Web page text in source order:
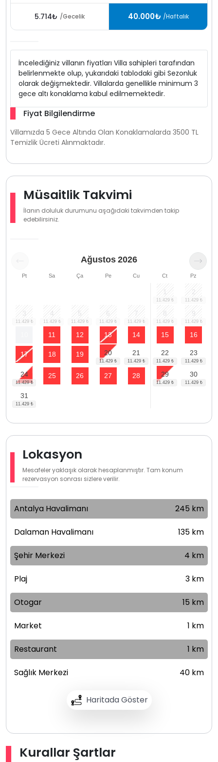
5.714₺ /Gecelik 40.000₺ /Haftalık
İncelediğiniz villanın fiyatları Villa sahipleri tarafından
belirlenmekte olup, yukarıdaki tablodaki gibi Sezonluk
olarak değişmektedir. Villalarda genellikle minimum 3
gece altı konaklama kabul edilmemektedir.
Fiyat Bilgilendirme
Villamızda 5 Gece Altında Olan Konaklamalarda 3500 TL
Temizlik Ücreti Alınmaktadır.
Müsaitlik Takvimi
İlanın doluluk durumunu aşağıdaki takvimden takip
edebilirsiniz.
Ağustos 2026
Pt Sa Ça Pe Cu Ct Pz
1 2
3 4 5 6 7 8 9
11 12 13 14 15 16
17 18 19 20 21 22 23
24 25 26 27 28 29 30
31
Lokasyon
Mesafeler yaklaşık olarak hesaplanmıştır. Tam konum
rezervasyon sonrası sizlere verilir.
Haritada Göster
Antalya Havalimanı 245 km
Dalaman Havalimanı 135 km
Şehir Merkezi 4 km
Plaj 3 km
Otogar 15 km
Market 1 km
Restaurant 1 km
Sağlık Merkezi 40 km
Kurallar Şartlar